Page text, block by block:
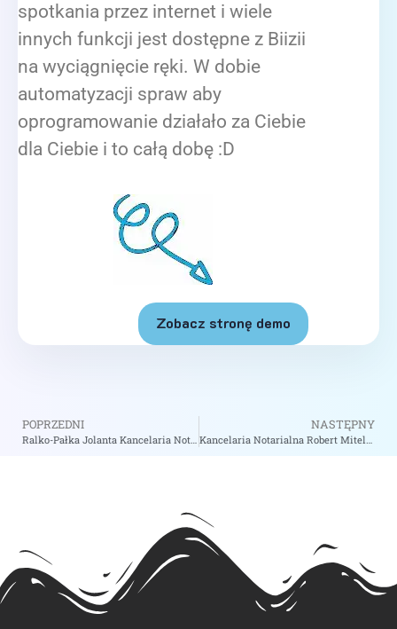
spotkania przez internet i wiele
innych funkcji jest dostępne z Biizii
na wyciągnięcie ręki. W dobie
automatyzacji spraw aby
oprogramowanie działało za Ciebie
dla Ciebie i to całą dobę :D
Zobacz stronę demo
POPRZEDNI NASTĘPNY